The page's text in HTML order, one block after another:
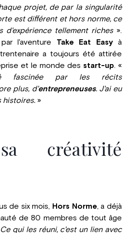
projet, de par la singularité
est différent et hors norme, ce
d'expérience tellement riches».
l'aventure Take Eat Easyà
a toujours été attirée
et le monde des start-up. «
fascinée par les récits
plus, d'entrepreneuses. J'ai eu
histoires.»
créativité
de six mois, Hors Norme, a déjà
de 80 membres de tout âge
Ce qui les réuni, c'est un lien avec